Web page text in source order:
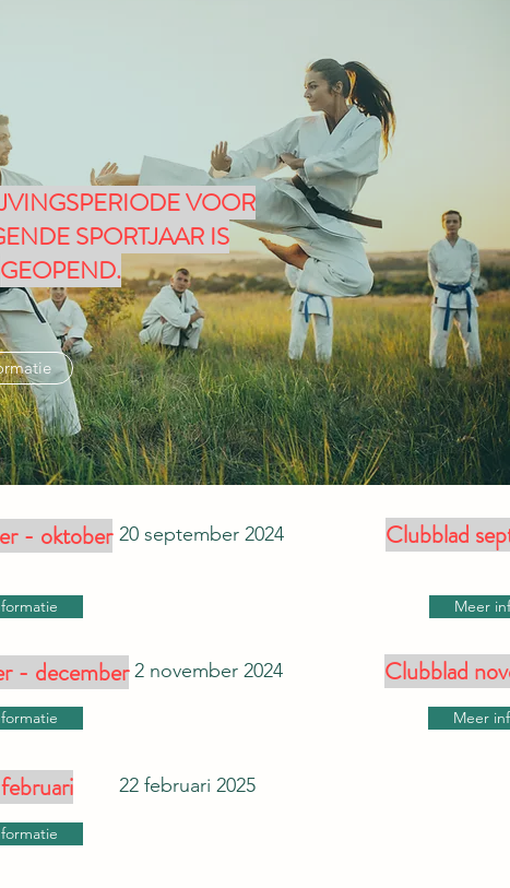
VOOR
SPORTJAAR IS
GEOPEND.
- oktober 20 september 2024
- december 2 november 2024
22 februari 2025
Clubblad
Meer
Clubblad
Meer